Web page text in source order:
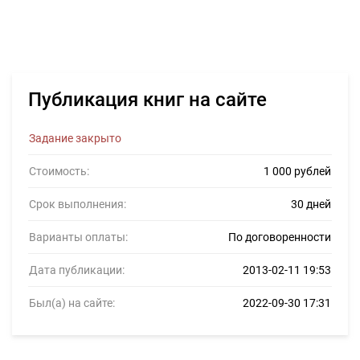
Публикация книг на сайте
Задание закрыто
Стоимость: 1 000 рублей
Срок выполнения: 30 дней
Варианты оплаты: По договоренности
Дата публикации: 2013-02-11 19:53
Был(а) на сайте: 2022-09-30 17:31